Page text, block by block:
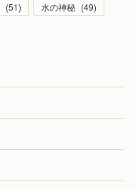
(51) 水の神秘 (49)